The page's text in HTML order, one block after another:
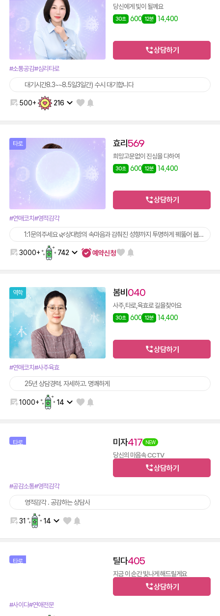
당신에게 빛이 될께요
30초 600 12분 14,400
상담하기
#소통공감#심리타로
대기시간8.3~~8.5일3일간) 수시 대기합니다
500+ 216
타로 효리569
희망고문없이 진심을 다하여
30초 600 12분 14,400
상담하기
#연애코치#영적감각
1:1문의주세요 🌿상대방의 속마음과 감춰진 성향까지 투명하게 꿰뚫어 봅니다🌿
3000+ 742 예약신청
역학 봄비 040
사주,타로,육효로 길을찾아요
30초 600 12분 14,400
상담하기
#연애코치#사주육효
25년 상담경력. 자세하고. 명쾌하게
1000+ 14
타로 미자417 NEW
당신의 마음속 CCTV
12분 14,400
상담하기
#공감소통#영적감각
영적감각 . 공감하는 상담사
31 14
타로 틸다405
지금 이 순간 빛나게 해드릴게요
12분 14,400
상담하기
#사이다#연애전문